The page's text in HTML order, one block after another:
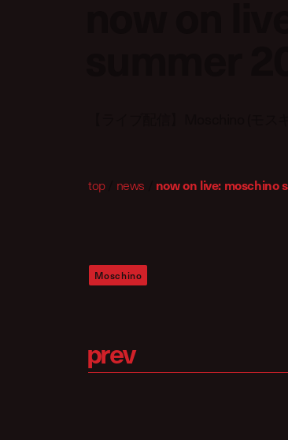
top/ news now on live: moschino
Moschino
prev